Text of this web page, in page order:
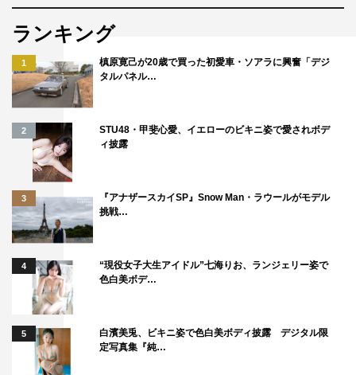
ランキング
1
槙原寛己が20歳で買った初愛車・ソアラに興奮「デジ
タルパネル…
2
STU48・甲斐心愛、イエローのビキニ姿で愛されボデ
ィ披露
3
『アナザースカイSP』Snow Man・ラウールがモデル
挑戦…
4
“現役女子大生アイドル”七海りお、ランジェリー姿で
色白美ボデ…
5
白濱美兎、ビキニ姿で色白美ボディ披露 デジタル限
定写真集『純…